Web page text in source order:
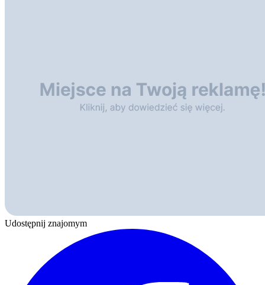
Udostępnij znajomym